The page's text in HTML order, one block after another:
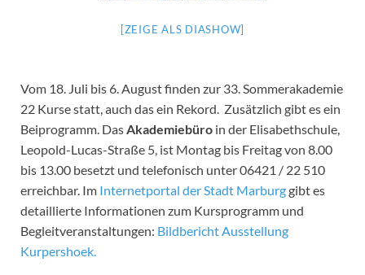
[ZEIGE ALS DIASHOW]
Vom 18. Juli bis 6. August finden zur 33. Sommerakademie
22 Kurse statt, auch das ein Rekord. Zusätzlich gibt es ein
Beiprogramm. DasAkademiebüro in der Elisabethschule,
Leopold-Lucas-Straße 5, ist Montag bis Freitag von 8.00
bis 13.00 besetzt und telefonisch unter 06421 / 22 510
erreichbar. Im Internetportal der Stadt Marburggibt es
detaillierte Informationen zum Kursprogramm und
Begleitveranstaltungen: Bildbericht Ausstellung
Kurpershoek.